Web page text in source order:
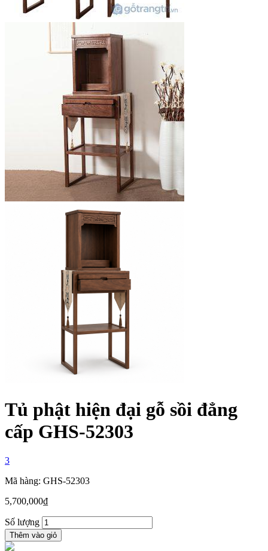
Tủ phật hiện đại gỗ sồi đẳng
cấp GHS-52303
3
Mã hàng: GHS-52303
5,700,000₫
Số lượng
Thêm vào giỏ